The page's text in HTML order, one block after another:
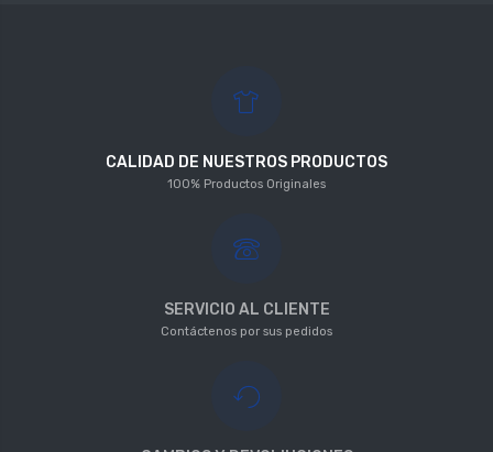
CALIDAD DE NUESTROS PRODUCTOS
100% Productos Originales
SERVICIO AL CLIENTE
Contáctenos por sus pedidos